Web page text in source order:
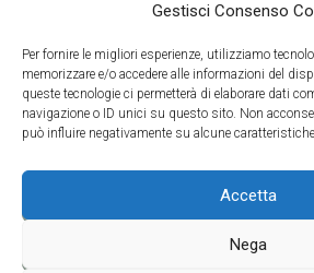
Gestisci Consenso
Per fornire le migliori esperienze, utilizziamo
memorizzare e/o accedere alle informazioni del
queste tecnologie ci permetterà di elaborare dati
navigazione o ID unici su questo sito. Non
può influire negativamente su alcune
Accetta
Nega